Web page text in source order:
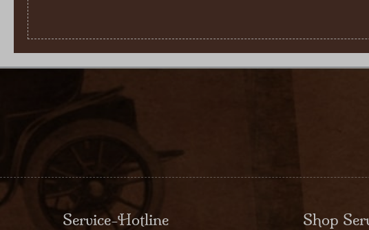
Service-Hotline Shop